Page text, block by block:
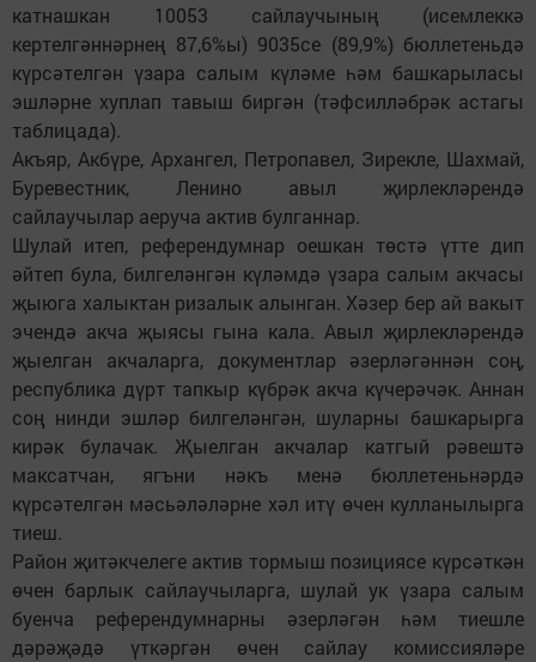
катнашкан 10053 сайлаучының (исемлеккә
кертелгәннәрнең 87,6%ы) 9035се (89,9%) бюллетеньдә
күрсәтелгән үзара салым күләме һәм башкарыласы
эшләрне хуплап тавыш биргән (тәфсилләбрәк астагы
таблицада).
Акъяр, Акбүре, Архангел, Петропавел, Зирекле, Шахмай,
Буревестник, Ленино авыл җирлекләрендә
сайлаучылар аеруча актив булганнар.
Шулай итеп, референдумнар оешкан төстә үтте дип
әйтеп була, билгеләнгән күләмдә үзара салым акчасы
җыюга халыктан ризалык алынган. Хәзер бер ай вакыт
эчендә акча җыясы гына кала. Авыл җирлекләрендә
җыелган акчаларга, документлар әзерләгәннән соң,
республика дүрт тапкыр күбрәк акча күчерәчәк. Аннан
соң нинди эшләр билгеләнгән, шуларны башкарырга
кирәк булачак. Җыелган акчалар катгый рәвештә
максатчан, ягъни нәкъ менә бюллетеньнәрдә
күрсәтелгән мәсьәләләрне хәл итү өчен кулланылырга
тиеш.
Район җитәкчелеге актив тормыш позициясе күрсәткән
өчен барлык сайлаучыларга, шулай ук үзара салым
буенча референдумнарны әзерләгән һәм тиешле
дәрәҗәдә үткәргән өчен сайлау комиссияләре